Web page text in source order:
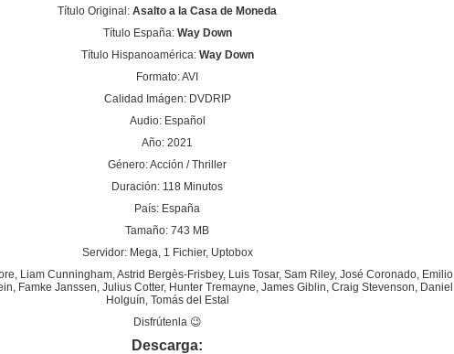
Título Original: Asalto a la Casa de Moneda
Título España: Way Down
Título Hispanoamérica: Way Down
Formato: AVI
Calidad Imágen: DVDRIP
Audio: Español
Año: 2021
Género: Acción / Thriller
Duración: 118 Minutos
País: España
Tamaño: 743 MB
Servidor: Mega, 1 Fichier, Uptobox
Liam Cunningham, Astrid Bergès-Frisbey, Luis Tosar, Sam Riley, José Coronado, Emilio
Famke Janssen, Julius Cotter, Hunter Tremayne, James Giblin, Craig Stevenson, Daniel
Holguín, Tomás del Estal
Disfrútenla 😉
Descarga: